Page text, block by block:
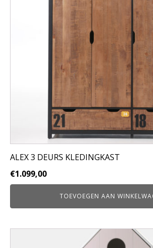
ALEX 3 DEURS KLEDINGKAST
€1.099,00
TOEVOEGEN AAN